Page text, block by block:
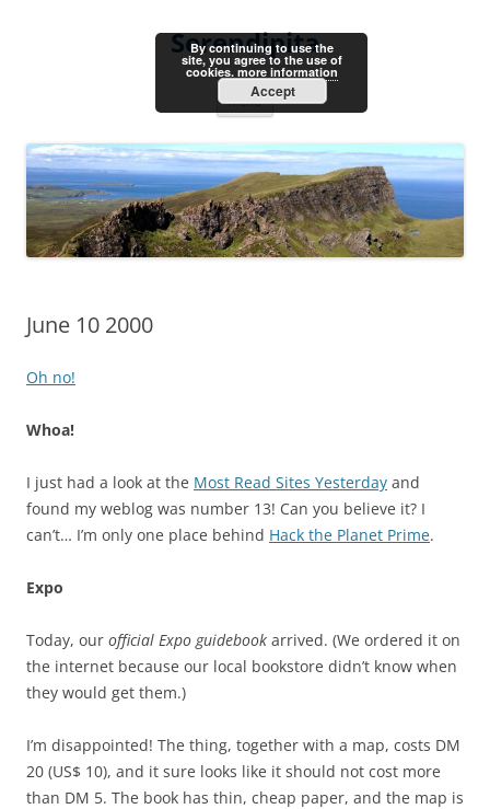
Serendipita
Menu
June 10 2000
Oh no!
Whoa!
I just had a look at the Most Read Sites Yesterday and
found my weblog was number 13! Can you believe it? I
can’t… I’m only one place behind Hack the Planet Prime.
Expo
Today, our official Expo guidebook arrived. (We ordered it on
the internet because our local bookstore didn’t know when
they would get them.)
I’m disappointed! The thing, together with a map, costs DM
20 (US$ 10), and it sure looks like it should not cost more
than DM 5. The book has thin, cheap paper, and the map is
By continuing to use the
site, you agree to the use of
cookies. more information
Accept